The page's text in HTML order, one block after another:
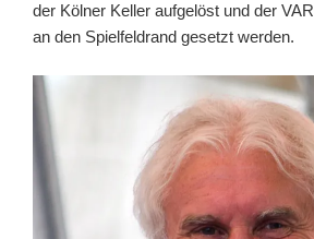
der Kölner Keller aufgelöst und der
an den Spielfeldrand gesetzt werden.